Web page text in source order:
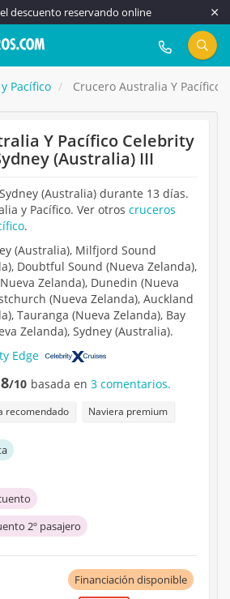
descuento reservando online
917 815 555
Pacífico Crucero Australia Y Pacífico
Y Pacífico Celebrity
(Australia) III
(Australia) durante 13 días.
y Pacífico. Ver otros cruceros
.
(Australia), Milfjord Sound
Doubtful Sound (Nueva Zelanda),
Zelanda), Dunedin (Nueva
(Nueva Zelanda), Auckland
Tauranga (Nueva Zelanda), Bay
Zelanda), Sydney (Australia).
Edge
/10 basada en3 comentarios.
recomendado Naviera premium
2º pasajero
Financiación disponible